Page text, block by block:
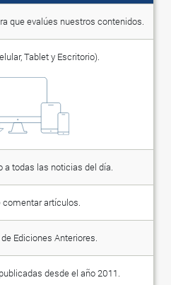
que evalúes nuestros contenidos.
Tablet y Escritorio).
todas las noticias del día.
comentar artículos.
Ediciones Anteriores.
desde el año 2011.